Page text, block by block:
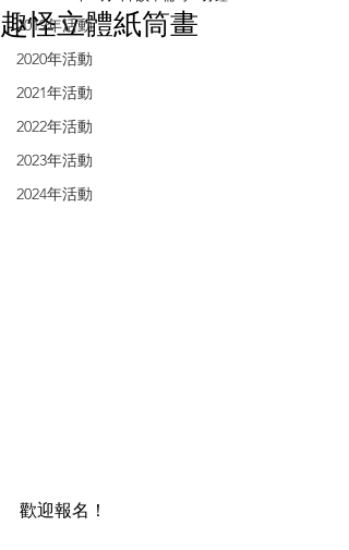
2019年活動
2020年活動
2021年活動
2022年活動
2023年活動
2024年活動
趣怪立體紙筒畫
歡迎報名！